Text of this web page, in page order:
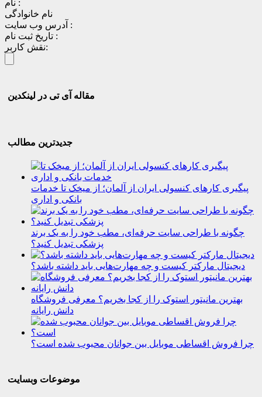
نام :
نام خانوادگی
آدرس وب سایت :
تاریخ ثبت نام :
نقش کاربر:
مقاله آی تی در لینکدین
جدیدترین مطالب
پیگیری کارهای کنسولی ایران از آلمان؛ از میخک تا خدمات
بانکی و اداری
چگونه با طراحی سایت حرفه‌ای، مطب خود را به یک برند
پزشکی تبدیل کنید؟
دیجیتال مارکتر کیست و چه مهارت‌هایی باید داشته باشد؟
بهترین مانیتور استوک را از کجا بخریم؟ معرفی فروشگاه
دانش رایانه
چرا فروش اقساطی موبایل بین جوانان محبوب شده است؟
موضوعات وبسایت